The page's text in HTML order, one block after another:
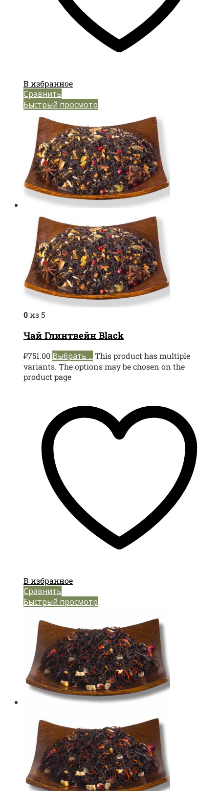
В избранное
Сравнить
Быстрый просмотр
0из 5
Чай Глинтвейн Black
₽751.00 Выбрать ... This product has multiple
variants. The options may be chosen on the
product page
В избранное
Сравнить
Быстрый просмотр